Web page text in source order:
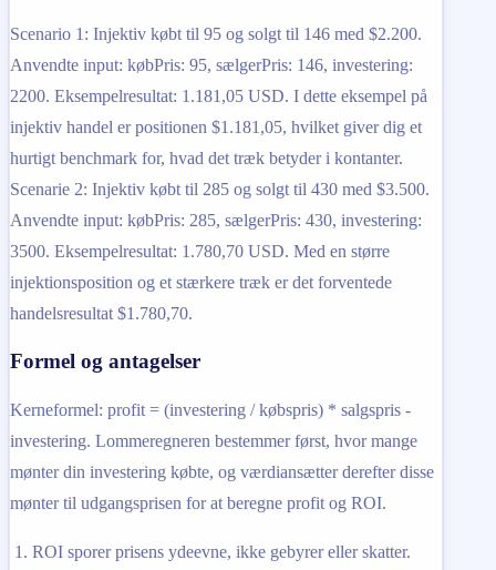
Scenario 1: Injektiv købt til 95 og solgt til 146 med $2.200.
Anvendte input: købPris: 95, sælgerPris: 146, investering:
2200. Eksempelresultat: 1.181,05 USD. I dette eksempel på
injektiv handel er positionen $1.181,05, hvilket giver dig et
hurtigt benchmark for, hvad det træk betyder i kontanter.
Scenarie 2: Injektiv købt til 285 og solgt til 430 med $3.500.
Anvendte input: købPris: 285, sælgerPris: 430, investering:
3500. Eksempelresultat: 1.780,70 USD. Med en større
injektionsposition og et stærkere træk er det forventede
handelsresultat $1.780,70.
Formel og antagelser
Kerneformel: profit = (investering / købspris) * salgspris -
investering. Lommeregneren bestemmer først, hvor mange
mønter din investering købte, og værdiansætter derefter disse
mønter til udgangsprisen for at beregne profit og ROI.
ROI sporer prisens ydeevne, ikke gebyrer eller skatter.